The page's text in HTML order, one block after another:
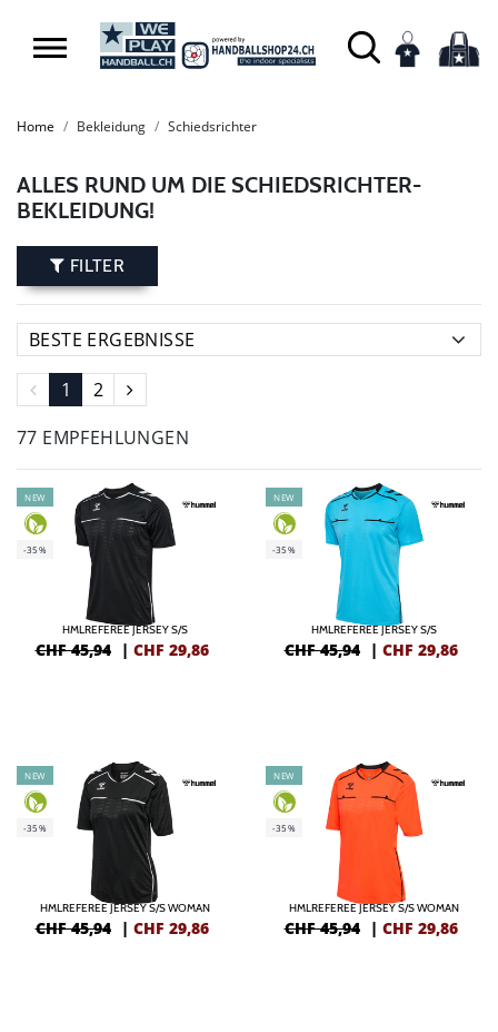
Home Bekleidung Schiedsrichter
ALLES RUND UM DIE SCHIEDSRICHTER-
BEKLEIDUNG!
FILTER
1
2
77 EMPFEHLUNGEN
NEW
-35%
HMLREFEREE JERSEY S/S
CHF 45,94 | CHF 29,86
NEW
-35%
HMLREFEREE JERSEY S/S
CHF 45,94 | CHF 29,86
NEW
-35%
HMLREFEREE JERSEY S/S WOMAN
CHF 45,94 | CHF 29,86
NEW
-35%
HMLREFEREE JERSEY S/S WOMAN
CHF 45,94 | CHF 29,86